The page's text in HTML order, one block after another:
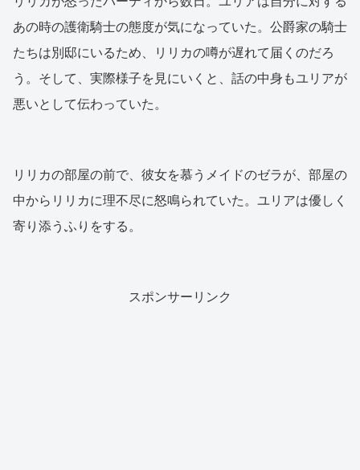
あの時の護衛騎士の態度が気になっていた。公爵家の騎士
たちは別邸にいるため、リリカの噂が遅れて届くのだろ
う。そして、実際様子を見にいくと、話の中身もユリアが
悪いとして伝わっていた。
リリカの部屋の前で、彼女を慕うメイドのゼラが、部屋の
中からリリカに理不尽に怒鳴られていた。ユリアは優しく
寄り添うふりをする。
スポンサーリンク